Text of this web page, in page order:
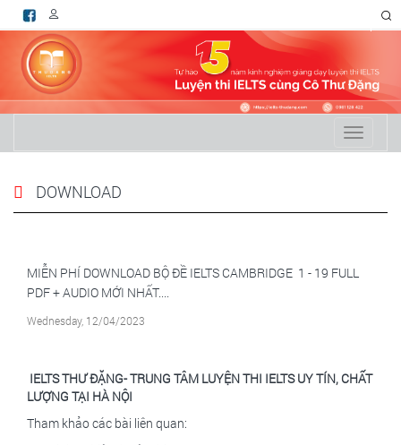
Toggle
DOWNLOAD
MIỄN PHÍ DOWNLOAD BỘ ĐỀ IELTS CAMBRIDGE 1 - 19 FULL
PDF + AUDIO MỚI NHẤT....
Wednesday, 12/04/2023
IELTSTHƯ ĐẶNG- TRUNG TÂM LUYỆN THI IELTS UY TÍN, CHẤT
LƯỢNG TẠI HÀ NỘI
Tham khảo các bài liên quan: